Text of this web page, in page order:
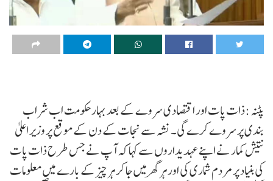
پٹنہ :ذات پات اور اقتصادی سروے کے بعد بہار حکومت اب شراب
بندی پر سروے کرے گی۔ نشہ سے نجات کے دن کےموقع پر وزیر اعلیٰ
نتیش کمار نے اپنے عہدیداروں سے کہا کہ آپ نے جس طرح ذات پات
کی بنیاد پر مردم شماری کی اور ہر گھر میں جا کر ہر چیز کے بارے میں معلومات